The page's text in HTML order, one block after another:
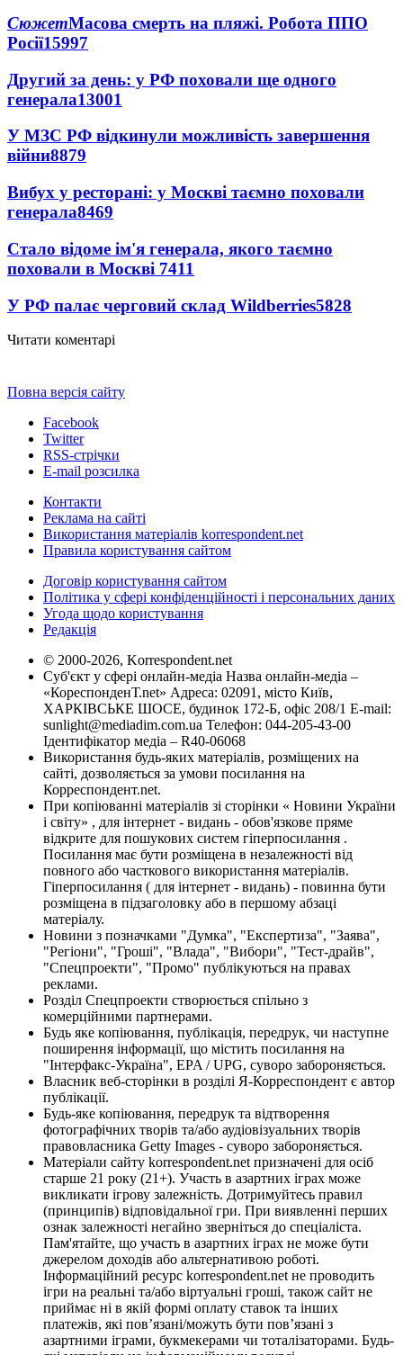
СюжетМасова смерть на пляжі. Робота ППО
Росії15997
Другий за день: у РФ поховали ще одного
генерала13001
У МЗС РФ відкинули можливість завершення
війни8879
Вибух у ресторані: у Москві таємно поховали
генерала8469
Стало відоме ім'я генерала, якого таємно
поховали в Москві 7411
У РФ палає черговий склад Wildberries5828
Читати коментарі
Повна версія сайту
Facebook
Twitter
RSS-стрічки
E-mail розсилка
Контакти
Реклама на сайті
Використання матеріалів korrespondent.net
Правила користування сайтом
Договір користування сайтом
Політика у сфері конфіденційності і персональних даних
Угода щодо користування
Редакція
© 2000-2026, Korrespondent.net
Суб'єкт у сфері онлайн-медіа Назва онлайн-медіа –
«КореспонденТ.net» Адреса: 02091, місто Київ,
ХАРКІВСЬКЕ ШОСЕ, будинок 172-Б, офіс 208/1 E-mail:
sunlight@mediadim.com.ua Телефон: 044-205-43-00
Ідентифікатор медіа – R40-06068
Використання будь-яких матеріалів, розміщених на
сайті, дозволяється за умови посилання на
Корреспондент.net.
При копіюванні матеріалів зі сторінки « Новини України
і світу» , для інтернет - видань - обов'язкове пряме
відкрите для пошукових систем гіперпосилання .
Посилання має бути розміщена в незалежності від
повного або часткового використання матеріалів.
Гіперпосилання ( для інтернет - видань) - повинна бути
розміщена в підзаголовку або в першому абзаці
матеріалу.
Новини з позначками "Думка", "Експертиза", "Заява",
"Регіони", "Гроші", "Влада", "Вибори", "Тест-драйв",
"Спецпроекти", "Промо" публікуються на правах
реклами.
Розділ Спецпроекти створюється спільно з
комерційними партнерами.
Будь яке копіювання, публікація, передрук, чи наступне
поширення інформації, що містить посилання на
"Інтерфакс-Україна", EPA / UPG, суворо забороняється.
Власник веб-сторінки в розділі Я-Корреспондент є автор
публікації.
Будь-яке копіювання, передрук та відтворення
фотографічних творів та/або аудіовізуальних творів
правовласника Getty Images - суворо забороняється.
Матеріали сайту korrespondent.net призначені для осіб
старше 21 року (21+). Участь в азартних іграх може
викликати ігрову залежність. Дотримуйтесь правил
(принципів) відповідальної гри. При виявленні перших
ознак залежності негайно зверніться до спеціаліста.
Пам'ятайте, що участь в азартних іграх не може бути
джерелом доходів або альтернативою роботі.
Інформаційний ресурс korrespondent.net не проводить
ігри на реальні та/або віртуальні гроші, також сайт не
приймає ні в якій формі оплату ставок та інших
платежів, які пов’язані/можуть бути пов’язані з
азартними іграми, букмекерами чи тоталізаторами. Будь-